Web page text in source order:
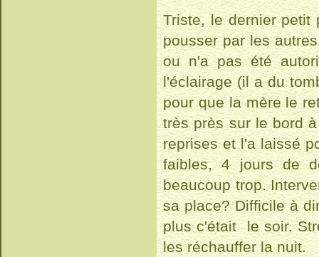
Triste, le dernier
pousser par les
ou n'a pas été
l'éclairage (il a du
pour que la mère le
très près sur le bord
reprises et l'a laissé
faibles, 4 jours de
beaucoup trop.
sa place? Difficile à
plus c'était le soir.
les réchauffer la nuit.